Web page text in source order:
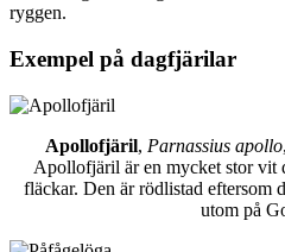
ryggen.
Exempel på dagfjärilar
Apollofjäril, Parnassius apollo
Apollofjäril är en mycket stor vit
fläckar. Den är rödlistad eftersom
utom på